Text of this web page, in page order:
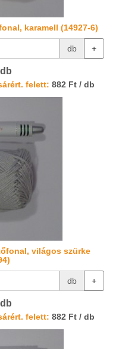
karamell (14927-6)
db +
felett: 882 Ft / db
világos szürke
db +
felett: 882 Ft / db